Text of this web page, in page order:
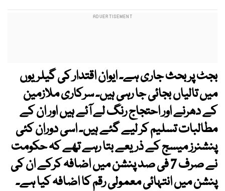
بجٹ پر بحث جاری ہے۔ ایوان اقتدار کی گیلریوں
میں تالیاں بجائی جا رہی ہیں۔ سرکاری ملازمین
کے دھرنے اور احتجاج رنگ لے آئے ہیں اور ان کے
مطالبات تسلیم کر لیے گئے ہیں۔ اسی دوران کئی
پنشنرز میسج کے ذریعے بتا رہے تھے کہ حکومت
نے صرف 7 فی صد پنشن میں اضافہ کرکے ان کی
پنشن میں انتہائی معمولی رقم کا اضافہ کیا ہے۔